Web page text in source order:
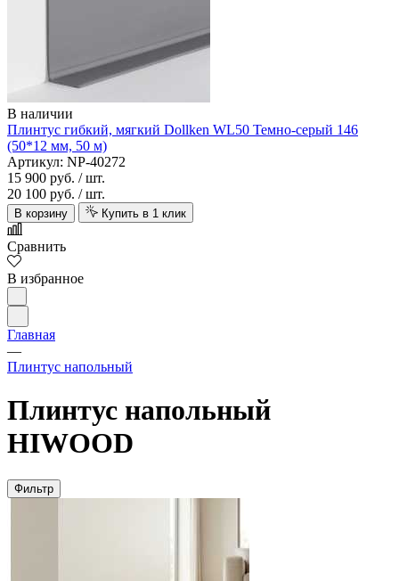
В наличии
Плинтус гибкий, мягкий Dollken WL50 Темно-серый 146
(50*12 мм, 50 м)
Артикул: NP-40272
15 900 руб. / шт.
20 100 руб. / шт.
В корзину Купить в 1 клик
Сравнить
В избранное
Главная
—
Плинтус напольный
Плинтус напольный
HIWOOD
Фильтр